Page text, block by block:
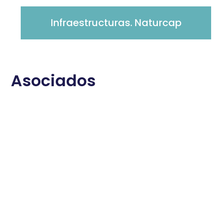
Infraestructuras. Naturcap
Asociados